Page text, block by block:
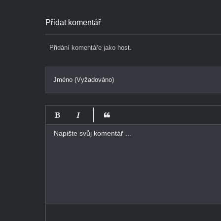
Přidat komentář
Přidání komentáře jako host.
Jméno (Vyžadováno)
-
-